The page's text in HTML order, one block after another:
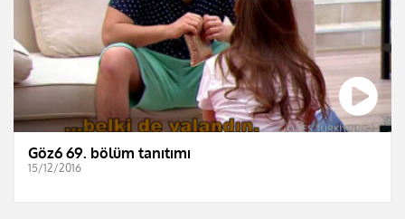
Göz6 69. bölüm tanıtımı
15/12/2016